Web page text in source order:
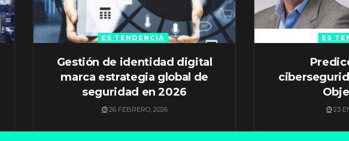
ES TENDENCIA
Gestión de identidad digital
marca estrategia global de
seguridad en 2026
26 FEBRERO, 2026
ES
23